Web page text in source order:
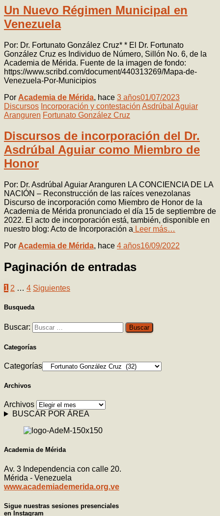
Un Nuevo Régimen Municipal en
Venezuela
Por: Dr. Fortunato González Cruz* * El Dr. Fortunato
González Cruz es Individuo de Número, Sillón No. 6, de la
Academia de Mérida. Fuente de la imagen de fondo:
https://www.scribd.com/document/440313269/Mapa-de-
Venezuela-Por-Municipios
Por Academia de Mérida, hace 3 años01/07/2023
Discursos Incorporación y contestación Asdrúbal Aguiar
Aranguren Fortunato González Cruz
Discursos de incorporación del Dr.
Asdrúbal Aguiar como Miembro de
Honor
Por: Dr. Asdrúbal Aguiar Aranguren LA CONCIENCIA DE LA
NACIÓN – Reconstrucción de las raíces venezolanas
Discurso de incorporación como Miembro de Honor de la
Academia de Mérida pronunciado el día 15 de septiembre de
2022. El acto de incorporación está, también, disponible en
nuestro blog: Acto de Incorporación a Leer más…
Por Academia de Mérida, hace 4 años16/09/2022
Paginación de entradas
1 2 … 4 Siguientes
Busqueda
Buscar:
Categorías
Categorías
Archivos
Archivos
BUSCAR POR ÁREA
Academia de Mérida
Av. 3 Independencia con calle 20.
Mérida - Venezuela
www.academiademerida.org.ve
Sigue nuestras sesiones presenciales
en Instagram